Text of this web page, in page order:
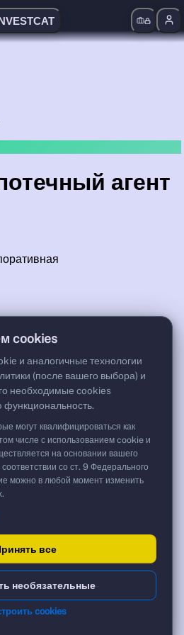
агент
cookies
и аналогичные технологии
(после вашего выбора) и
необходимые cookies
могут квалифицироваться как
числе с использованием cookie и
на основании вашего
со ст. 9 Федерального
можно в любой момент изменить
все
необязательные
cookies